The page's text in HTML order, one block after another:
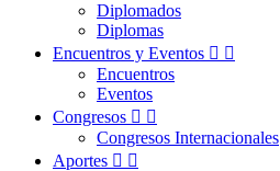
Diplomados
Diplomas
Encuentros y Eventos  
Encuentros
Eventos
Congresos  
Congresos Internacionales
Aportes  